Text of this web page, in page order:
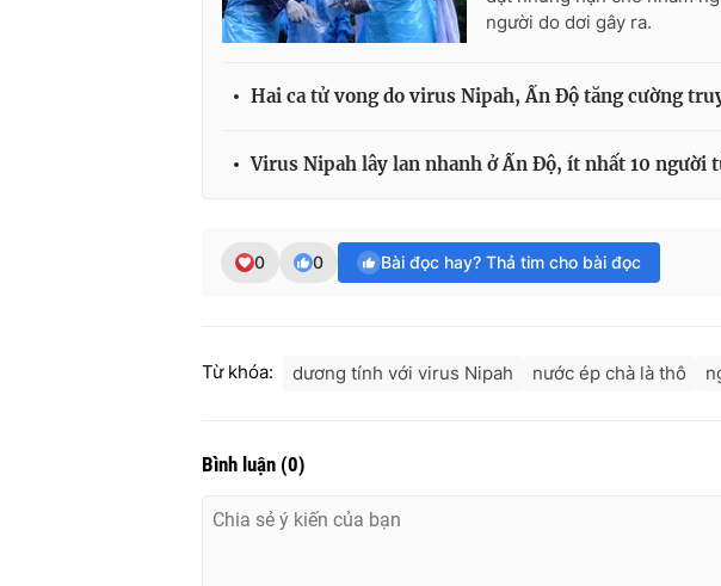
người do dơi gây ra.
Hai ca tử vong do virus Nipah, Ấn Độ tăng cường
Virus Nipah lây lan nhanh ở Ấn Độ, ít nhất 10 người
0 0 Bài đọc hay? Thả tim cho bài đọc
Từ khóa: dương tính với virus Nipah nước ép chà là thô
Bình luận (0)